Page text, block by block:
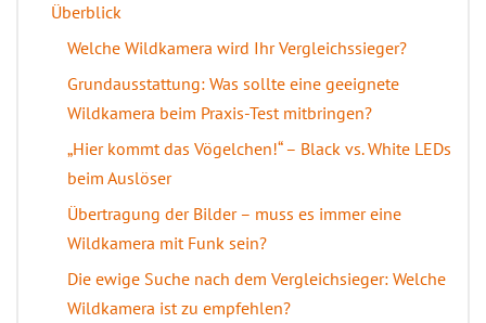
Überblick
Welche Wildkamera wird Ihr Vergleichssieger?
Grundausstattung: Was sollte eine geeignete
Wildkamera beim Praxis-Test mitbringen?
„Hier kommt das Vögelchen!“ – Black vs. White LEDs
beim Auslöser
Übertragung der Bilder – muss es immer eine
Wildkamera mit Funk sein?
Die ewige Suche nach dem Vergleichsieger: Welche
Wildkamera ist zu empfehlen?